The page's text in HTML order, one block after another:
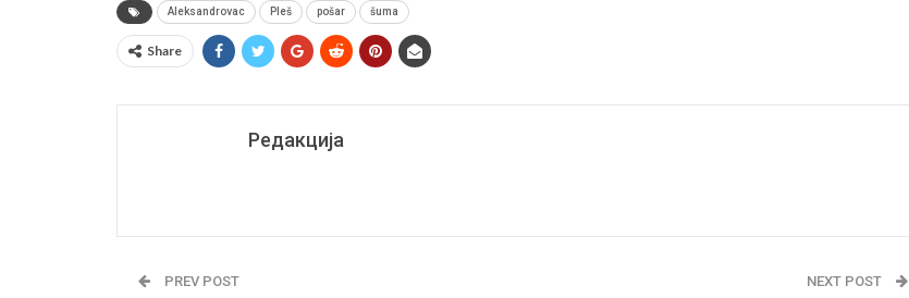
Aleksandrovac Pleš pošar šuma
Share
Редакција
PREV POST NEXT POST